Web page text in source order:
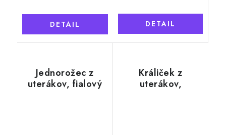
DETAIL DETAIL
Jednorožec z
uterákov, fialový
Králiček z
uterákov,